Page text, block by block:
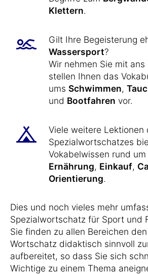
Klettern.
Gilt Ihre Begeisterung
Wassersport?
Wir nehmen Sie mit ans
stellen Ihnen das
ums Schwimmen,
und Bootfahren vor.
Viele weitere Lektionen
Spezialwortschatzes
Vokabelwissen rund um
Ernährung, Einkauf,
Orientierung.
Dies und noch vieles mehr
Spezialwortschatz für Sport und
Sie finden zu allen Bereichen
Wortschatz didaktisch sinnvoll
aufbereitet, so dass Sie sich
Wichtige zu einem Thema